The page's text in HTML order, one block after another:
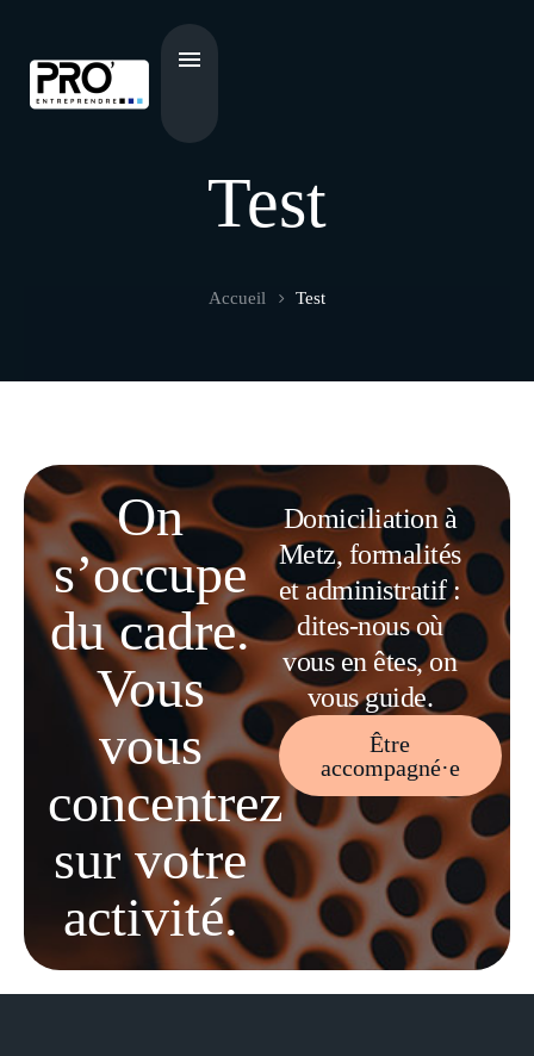
Test
Accueil Test
On
s’occupe
du cadre.
Vous
vous
concentrez
sur votre
activité.
Domiciliation à
Metz, formalités
et administratif :
dites-nous où
vous en êtes, on
vous guide.
Être
accompagné·e